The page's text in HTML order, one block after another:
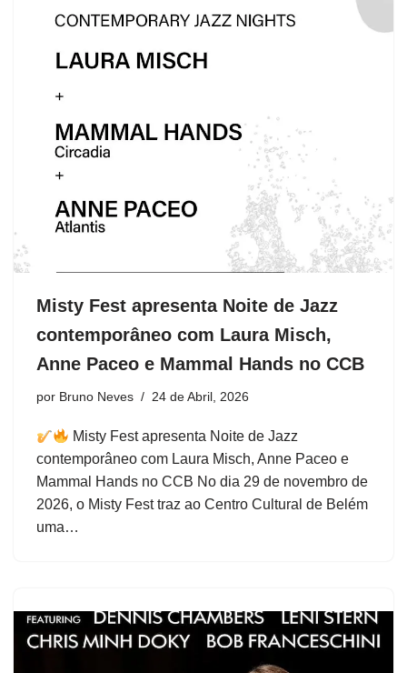
Misty Fest apresenta Noite de Jazz
contemporâneo com Laura Misch,
Anne Paceo e Mammal Hands no CCB
por Bruno Neves 24 de Abril, 2026
Misty Fest apresenta Noite de Jazz
contemporâneo com Laura Misch, Anne Paceo e
Mammal Hands no CCB No dia 29 de novembro de
2026, o Misty Fest traz ao Centro Cultural de Belém
uma…